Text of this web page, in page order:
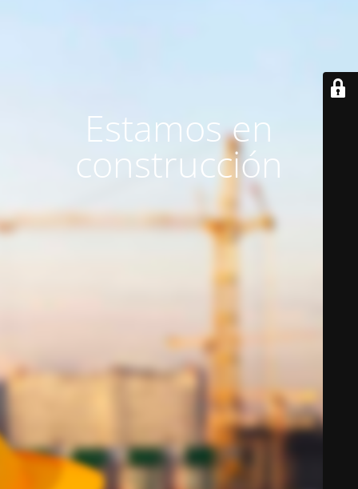
Estamos en
construcción